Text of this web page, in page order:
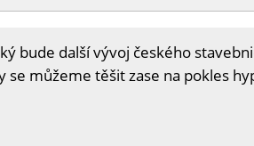
bude další vývoj českého
můžeme těšit zase na pokles